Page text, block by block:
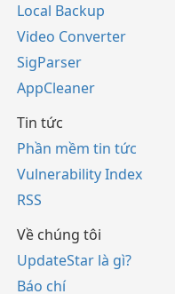
Local Backup
Video Converter
SigParser
AppCleaner
Tin tức
Phần mềm tin tức
Vulnerability Index
RSS
Về chúng tôi
UpdateStar là gì?
Báo chí